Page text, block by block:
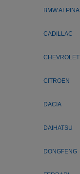
BMW ALPINA
CADILLAC
CHEVROLET
CITROEN
DACIA
DAIHATSU
DONGFENG